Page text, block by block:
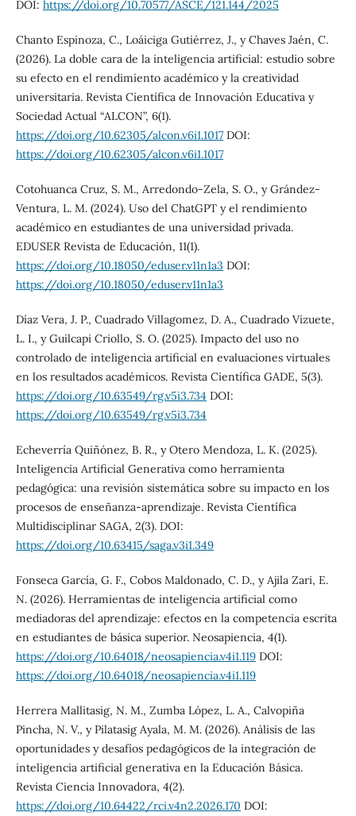
DOI: https://doi.org/10.70577/ASCE/121.144/2025
Chanto Espinoza, C., Loáiciga Gutiérrez, J., y Chaves Jaén, C.
(2026). La doble cara de la inteligencia artificial: estudio sobre
su efecto en el rendimiento académico y la creatividad
universitaria. Revista Científica de Innovación Educativa y
Sociedad Actual “ALCON”, 6(1).
https://doi.org/10.62305/alcon.v6i1.1017DOI:
https://doi.org/10.62305/alcon.v6i1.1017
Cotohuanca Cruz, S. M., Arredondo-Zela, S. O., y Grández-
Ventura, L. M. (2024). Uso del ChatGPT y el rendimiento
académico en estudiantes de una universidad privada.
EDUSER Revista de Educación, 11(1).
https://doi.org/10.18050/eduser.v11n1a3 DOI:
https://doi.org/10.18050/eduser.v11n1a3
Díaz Vera, J. P., Cuadrado Villagomez, D. A., Cuadrado Vizuete,
L. I., y Guilcapi Criollo, S. O. (2025). Impacto del uso no
controlado de inteligencia artificial en evaluaciones virtuales
en los resultados académicos. Revista Científica GADE, 5(3).
https://doi.org/10.63549/rg.v5i3.734 DOI:
https://doi.org/10.63549/rg.v5i3.734
Echeverría Quiñónez, B. R., y Otero Mendoza, L. K. (2025).
Inteligencia Artificial Generativa como herramienta
pedagógica: una revisión sistemática sobre su impacto en los
procesos de enseñanza-aprendizaje. Revista Científica
Multidisciplinar SAGA, 2(3). DOI:
https://doi.org/10.63415/saga.v3i1.349
Fonseca García, G. F., Cobos Maldonado, C. D., y Ajila Zari, E.
N. (2026). Herramientas de inteligencia artificial como
mediadoras del aprendizaje: efectos en la competencia escrita
en estudiantes de básica superior. Neosapiencia, 4(1).
https://doi.org/10.64018/neosapiencia.v4i1.119DOI:
https://doi.org/10.64018/neosapiencia.v4i1.119
Herrera Mallitasig, N. M., Zumba López, L. A., Calvopiña
Pincha, N. V., y Pilatasig Ayala, M. M. (2026). Análisis de las
oportunidades y desafíos pedagógicos de la integración de
inteligencia artificial generativa en la Educación Básica.
Revista Ciencia Innovadora, 4(2).
https://doi.org/10.64422/rci.v4n2.2026.170 DOI: